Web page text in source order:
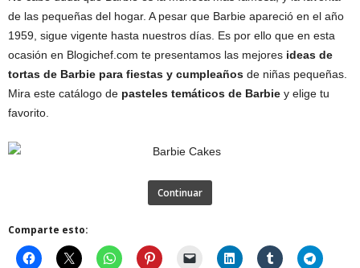
de las pequeñas del hogar. A pesar que Barbie apareció en el año
1959, sigue vigente hasta nuestros días. Es por ello que en esta
ocasión en Blogichef.com te presentamos las mejores ideas de
tortas de Barbie para fiestas y cumpleaños de niñas pequeñas.
Mira este catálogo de pasteles temáticos de Barbie y elige tu
favorito.
Continuar
Comparte esto: